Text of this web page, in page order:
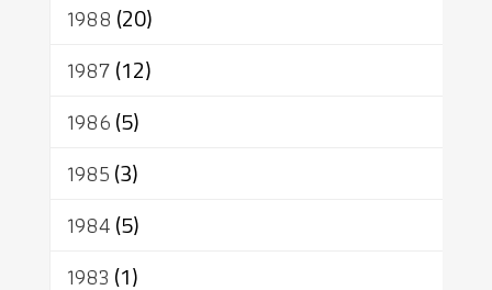
1988 (20)
1987(12)
1986(5)
1985(3)
1984(5)
1983 (1)